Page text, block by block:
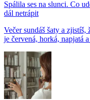
Spálila ses na slunci. Co
dál netrápit
Večer sundáš šaty a
je červená, horká, napjatá